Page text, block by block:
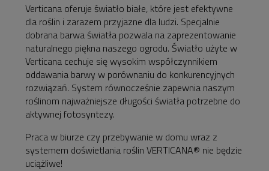
Verticana oferuje światło białe, które jest efektywne
dla roślin i zarazem przyjazne dla ludzi. Specjalnie
dobrana barwa światła pozwala na zaprezentowanie
naturalnego piękna naszego ogrodu. Światło użyte w
Verticana cechuje się wysokim współczynnikiem
oddawania barwy w porównaniu do konkurencyjnych
rozwiązań. System równocześnie zapewnia naszym
roślinom najważniejsze długości światła potrzebne do
aktywnej fotosyntezy.
Praca w biurze czy przebywanie w domu wraz z
systemem doświetlania roślin VERTICANA® nie będzie
uciążliwe!